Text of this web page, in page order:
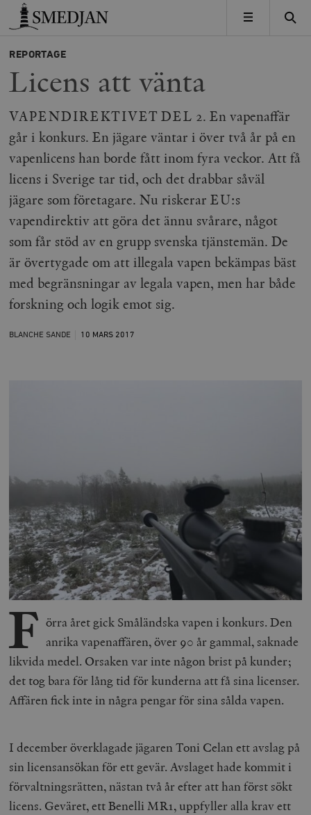
Timbro
MENY
REPORTAGE
Licens att vänta
VAPENDIREKTIVET DEL 2. En vapenaffär
går i konkurs. En jägare väntar i över två år på en
vapenlicens han borde fått inom fyra veckor. Att få
licens i Sverige tar tid, och det drabbar såväl
jägare som företagare. Nu riskerar EU:s
vapendirektiv att göra det ännu svårare, något
som får stöd av en grupp svenska tjänstemän. De
är övertygade om att illegala vapen bekämpas bäst
med begränsningar av legala vapen, men har både
forskning och logik emot sig.
BLANCHE SANDE 10 MARS 2017
F örra året gick Småländska vapen i konkurs. Den
anrika vapenaffären, över 90 år gammal, saknade
likvida medel. Orsaken var inte någon brist på kunder;
det tog bara för lång tid för kunderna att få sina licenser.
Affären fick inte in några pengar för sina sålda vapen.
I december överklagade jägaren Toni Celan ett avslag på
sin licensansökan för ett gevär. Avslaget hade kommit i
förvaltningsrätten, nästan två år efter att han först sökt
licens. Geväret, ett Benelli MR1, uppfyller alla krav ett